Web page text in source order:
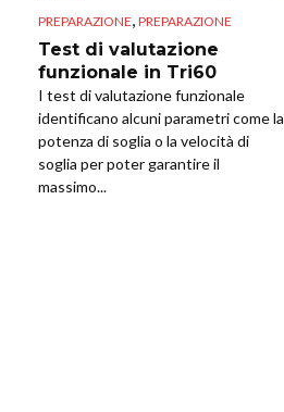
PREPARAZIONE, PREPARAZIONE
Test di valutazione
funzionale in Tri60
I test di valutazione funzionale
identificano alcuni parametri come la
potenza di soglia o la velocità di
soglia per poter garantire il
massimo...